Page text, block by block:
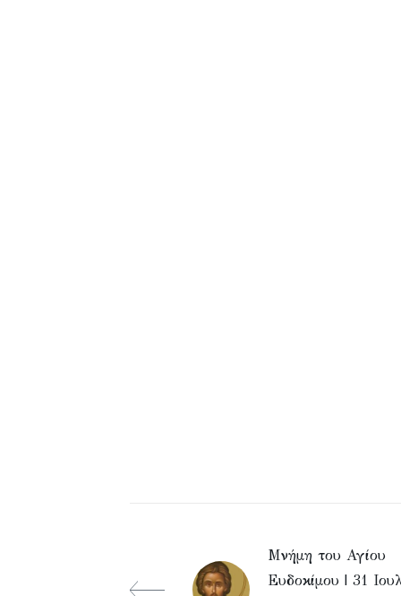
Μνήμη του Αγίου
Ευδοκίμου | 31